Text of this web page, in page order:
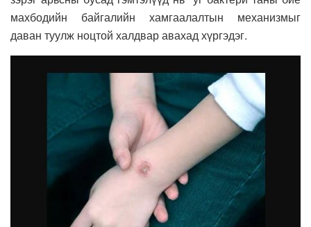
махбодийн байгалийн хамгаалалтын механизмыг
даван туулж ноцтой халдвар авахад хүргэдэг.